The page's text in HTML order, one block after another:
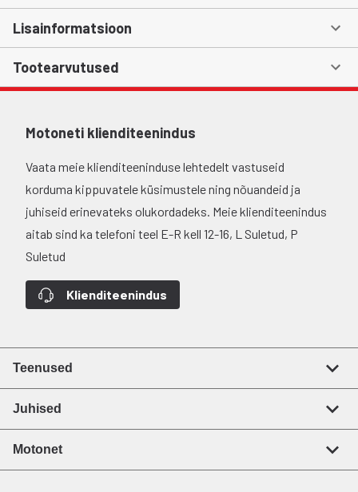
Lisainformatsioon
Tootearvutused
Motoneti klienditeenindus
Vaata meie klienditeeninduse lehtedelt vastuseid
korduma kippuvatele küsimustele ning nõuandeid ja
juhiseid erinevateks olukordadeks. Meie klienditeenindus
aitab sind ka telefoni teel E-R kell 12-16, L Suletud, P
Suletud
Klienditeenindus
Teenused
Juhised
Motonet